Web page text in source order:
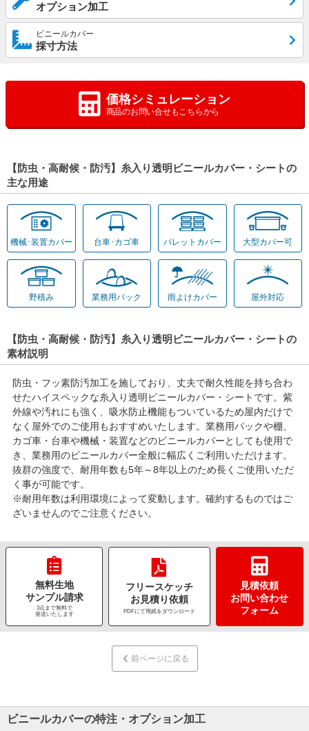
オプション加工
ビニールカバー
採寸方法
価格シミュレーション
商品のお問い合せもこちらから
【防虫・高耐候・防汚】糸入り透明ビニールカバー・シートの
主な用途
機械･装置カバー 台車･カゴ車 パレットカバー 大型カバー可
野積み 業務用バック 雨よけカバー 屋外対応
【防虫・高耐候・防汚】糸入り透明ビニールカバー・シートの
素材説明
防虫・フッ素防汚加工を施しており、丈夫で耐久性能を持ち合わ
せたハイスペックな糸入り透明ビニールカバー・シートです。紫
外線や汚れにも強く、吸水防止機能もついているため屋内だけで
なく屋外でのご使用もおすすめいたします。業務用パックや棚、
カゴ車・台車や機械・装置などのビニールカバーとしても使用で
き、業務用のビニールカバー全般に幅広くご利用いただけます。
抜群の強度で、耐用年数も5年～8年以上のため長くご使用いただ
く事が可能です。
※耐用年数は利用環境によって変動します。確約するものではご
ざいませんのでご注意ください。
無料生地
サンプル請求
3点まで無料で
発送いたします
フリースケッチ
お見積り依頼
PDFにて用紙をダウンロード
見積依頼
お問い合わせ
フォーム
前ページに戻る
ビニールカバーの特注・オプション加工